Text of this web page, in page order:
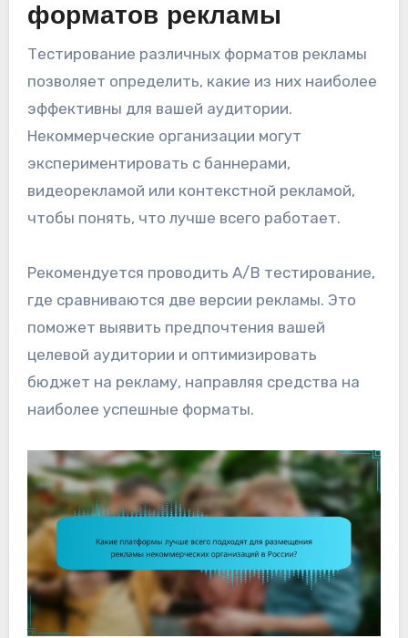
форматов рекламы
Тестирование различных форматов рекламы
позволяет определить, какие из них наиболее
эффективны для вашей аудитории.
Некоммерческие организации могут
экспериментировать с баннерами,
видеорекламой или контекстной рекламой,
чтобы понять, что лучше всего работает.
Рекомендуется проводить A/B тестирование,
где сравниваются две версии рекламы. Это
поможет выявить предпочтения вашей
целевой аудитории и оптимизировать
бюджет на рекламу, направляя средства на
наиболее успешные форматы.